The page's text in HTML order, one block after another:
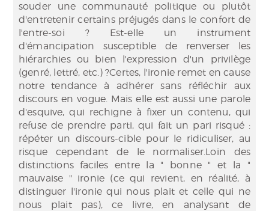
souder une communauté politique ou plutôt
d'entretenir certains préjugés dans le confort de
l'entre-soi ? Est-elle un instrument
d'émancipation susceptible de renverser les
hiérarchies ou bien l'expression d'un privilège
(genré, lettré, etc.) ?Certes, l'ironie remet en cause
notre tendance à adhérer sans réfléchir aux
discours en vogue. Mais elle est aussi une parole
d'esquive, qui rechigne à fixer un contenu, qui
refuse de prendre parti, qui fait un pari risqué :
répéter un discours-cible pour le ridiculiser, au
risque cependant de le normaliser.Loin des
distinctions faciles entre la " bonne " et la "
mauvaise " ironie (ce qui revient, en réalité, à
distinguer l'ironie qui nous plait et celle qui ne
nous plait pas), ce livre, en analysant de